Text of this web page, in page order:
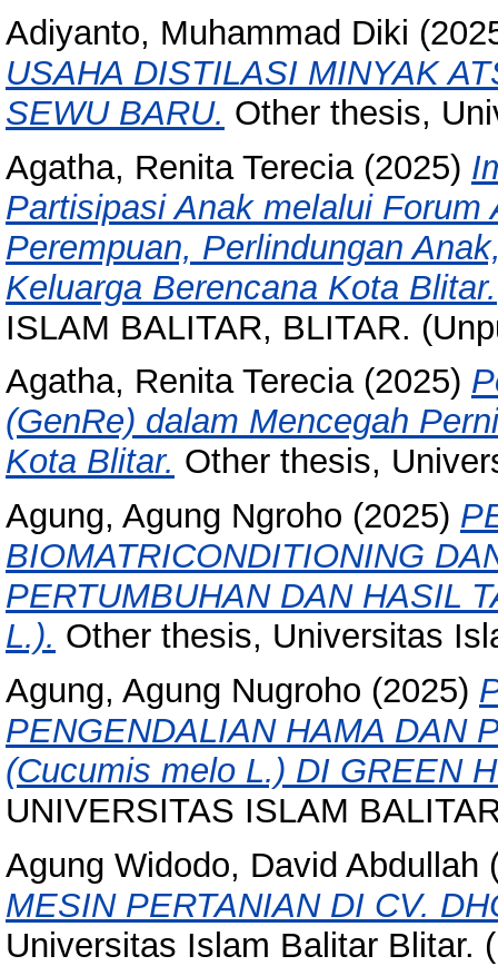
Adiyanto, Muhammad Diki
USAHA DISTILASI MINYAK
SEWU BARU. Other thesis,
Agatha, Renita Terecia(2025)
Partisipasi Anak melalui
Perempuan, Perlindungan
Keluarga Berencana Kota Blitar.
ISLAM BALITAR, BLITAR.
Agatha, Renita Terecia(2025)
(GenRe) dalam Mencegah
Kota Blitar. Other thesis,
Agung, Agung Ngroho (2025)
BIOMATRICONDITIONING
PERTUMBUHAN DAN HASIL
L.). Other thesis, Universitas
Agung, Agung Nugroho (2025)
PENGENDALIAN HAMA DAN
(Cucumis melo L.) DI GREEN
UNIVERSITAS ISLAM
Agung Widodo, David Abdullah
MESIN PERTANIAN DI CV.
Universitas Islam Balitar Blitar.